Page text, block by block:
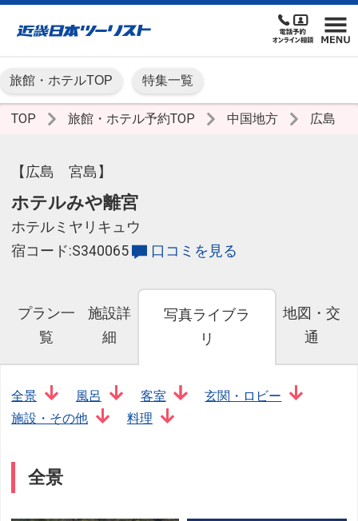
旅館・ホテルTOP 特集一覧
TOP 旅館・ホテル予約TOP 中国地方 広島
【広島 宮島】
ホテルみや離宮
ホテルミヤリキュウ
宿コード:S340065
口コミを見る
プラン一
覧
施設詳
細
写真ライブラ
リ
地図・交
通
全景 風呂 客室
玄関・ロビー
施設・その他
料理
全景